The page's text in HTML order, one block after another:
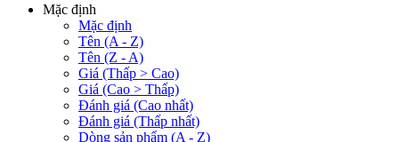
Mặc định
Mặc định
Tên (A - Z)
Tên (Z - A)
Giá (Thấp > Cao)
Giá (Cao > Thấp)
Đánh giá (Cao nhất)
Đánh giá (Thấp nhất)
Dòng sản phẩm (A - Z)